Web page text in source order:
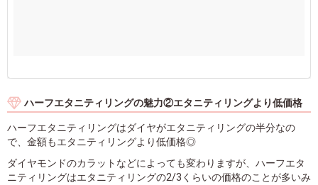
ハーフエタニティリングの魅力②エタニティリングより低価格
ハーフエタニティリングはダイヤがエタニティリングの半分なの
で、金額もエタニティリングより低価格◎
ダイヤモンドのカラットなどによっても変わりますが、ハーフエタ
ニティリングはエタニティリングの2/3くらいの価格のことが多いみ